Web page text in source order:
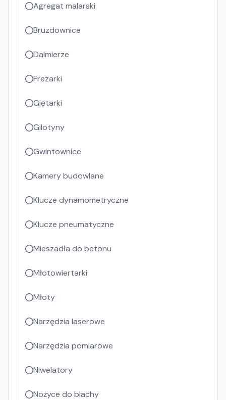
Agregat malarski
Bruzdownice
Dalmierze
Frezarki
Giętarki
Gilotyny
Gwintownice
Kamery budowlane
Klucze dynamometryczne
Klucze pneumatyczne
Mieszadła do betonu
Młotowiertarki
Młoty
Narzędzia laserowe
Narzędzia pomiarowe
Niwelatory
Nożyce do blachy